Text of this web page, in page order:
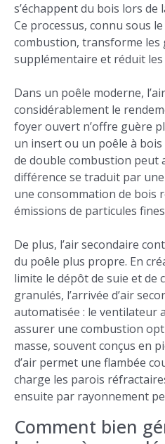
s’échappent du bois lors
Ce processus, connu sous
combustion, transforme les
supplémentaire et réduit
Dans un poêle moderne,
considérablement le
foyer ouvert n’offre guère
un insert ou un poêle à bois
de double combustion peut
différence se traduit par
une consommation de bois
émissions de particules
De plus, l’air secondaire
du poêle plus propre. En
limite le dépôt de suie et de
granulés, l’arrivée d’air
automatisée : le ventilateur
assurer une combustion
masse, souvent conçus en
d’air permet une flambée
charge les parois
ensuite par rayonnement
Comment bien